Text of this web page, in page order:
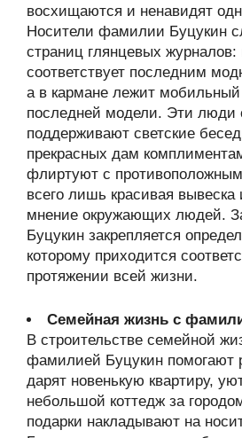
восхищаются и ненавидят
Носители фамилии Буцукин
страниц глянцевых
соответствует последним
а в кармане лежит
последней модели. Эти люди
поддерживают светские
прекрасных дам
флиртуют с
всего лишь красивая вывеска
мнение окружающих людей.
Буцукин закрепляется
которому приходится
протяжении всей жизни.
Семейная жизнь с
В строительстве семейной
фамилией Буцукин помогают
дарят новенькую квартиру,
небольшой коттедж за
подарки накладывают на